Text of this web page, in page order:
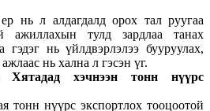
нь л алдагдалд орох тал руугаа
ажиллахын тулд зардлаа танах
гэдэг нь үйлдвэрлэлээ бууруулах,
нь хална л гэсэн үг.
хэчнээн тонн нүүрс
тонн нүүрс экспортлох тооцоотой